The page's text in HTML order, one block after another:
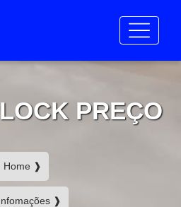
PREÇO
Home ❱
❱